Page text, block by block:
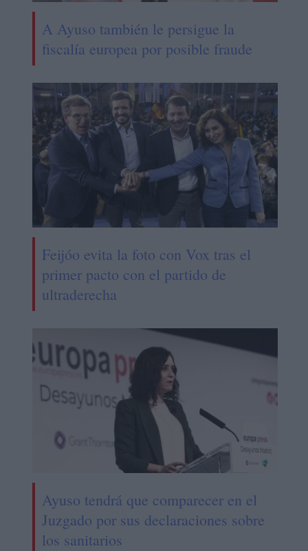
A Ayuso también le persigue la
fiscalía europea por posible fraude
Feijóo evita la foto con Vox tras el
primer pacto con el partido de
ultraderecha
Ayuso tendrá que comparecer en el
Juzgado por sus declaraciones sobre
los sanitarios